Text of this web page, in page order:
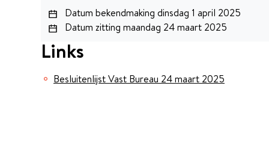
Datum bekendmaking dinsdag 1 april 2025
Datum zitting maandag 24 maart 2025
Links
Besluitenlijst Vast Bureau 24 maart 2025